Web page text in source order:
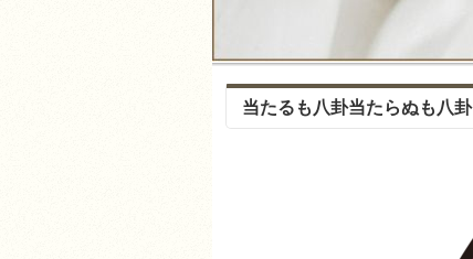
当たるも八卦当たらぬも八卦